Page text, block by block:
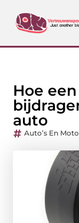
Hoe
auto
Auto’s En